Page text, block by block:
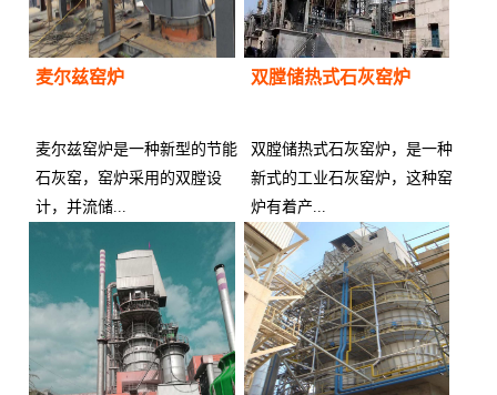
麦尔兹窑炉
麦尔兹窑炉是一种新型的节能
石灰窑，窑炉采用的双膛设
计，并流储...
双膛储热式石灰窑炉
双膛储热式石灰窑炉，是一种
新式的工业石灰窑炉，这种窑
炉有着产...
供应商：